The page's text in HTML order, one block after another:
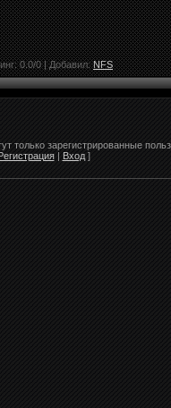
0.0/0 | Добавил:NFS
только зарегистрированные
| Вход]